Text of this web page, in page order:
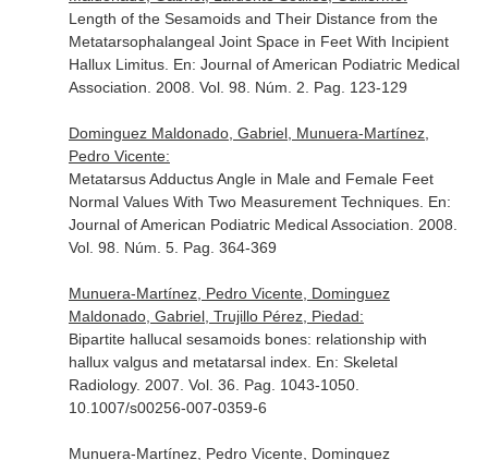
Length of the Sesamoids and Their Distance from the
Metatarsophalangeal Joint Space in Feet With Incipient
Hallux Limitus. En: Journal of American Podiatric Medical
Association . 2008. Vol. 98. Núm. 2. Pag. 123-129
Dominguez Maldonado, Gabriel, Munuera-Martínez,
Pedro Vicente:
Metatarsus Adductus Angle in Male and Female Feet
Normal Values With Two Measurement Techniques. En:
Journal of American Podiatric Medical Association . 2008.
Vol. 98. Núm. 5. Pag. 364-369
Munuera-Martínez, Pedro Vicente, Dominguez
Maldonado, Gabriel, Trujillo Pérez, Piedad:
Bipartite hallucal sesamoids bones: relationship with
hallux valgus and metatarsal index. En: Skeletal
Radiology. 2007. Vol. 36. Pag. 1043-1050.
10.1007/s00256-007-0359-6
Munuera-Martínez, Pedro Vicente, Dominguez